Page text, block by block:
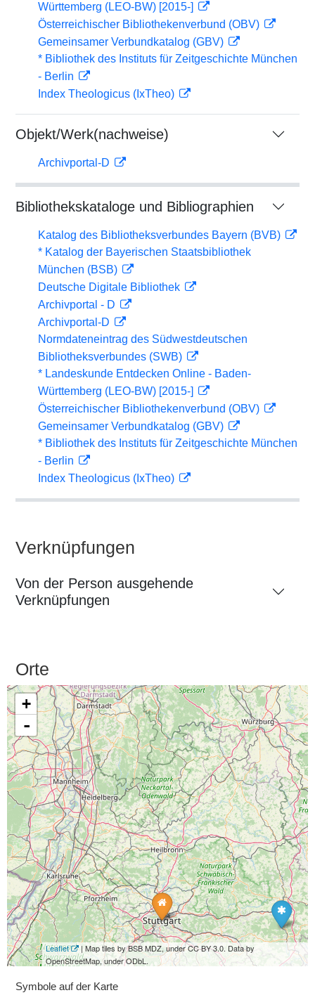
Württemberg (LEO-BW) [2015-]
Österreichischer Bibliothekenverbund (OBV)
Gemeinsamer Verbundkatalog (GBV)
* Bibliothek des Instituts für Zeitgeschichte München
- Berlin
Index Theologicus (IxTheo)
Objekt/Werk(nachweise)
Archivportal-D
Bibliothekskataloge und Bibliographien
Katalog des Bibliotheksverbundes Bayern (BVB)
* Katalog der Bayerischen Staatsbibliothek
München (BSB)
Deutsche Digitale Bibliothek
Archivportal - D
Archivportal-D
Normdateneintrag des Südwestdeutschen
Bibliotheksverbundes (SWB)
* Landeskunde Entdecken Online - Baden-
Württemberg (LEO-BW) [2015-]
Österreichischer Bibliothekenverbund (OBV)
Gemeinsamer Verbundkatalog (GBV)
* Bibliothek des Instituts für Zeitgeschichte München
- Berlin
Index Theologicus (IxTheo)
Verknüpfungen
Von der Person ausgehende
Verknüpfungen
Orte
+
-
Leaflet
| Map tiles by BSB MDZ, under CC BY 3.0. Data by
OpenStreetMap, under ODbL.
Symbole auf der Karte